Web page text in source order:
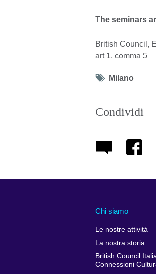
The seminars
British Council,
art 1, comma 5
Tag
Milano
Condividi
Chi siamo
Le nostre attività
La nostra storia
British Council
Connessioni